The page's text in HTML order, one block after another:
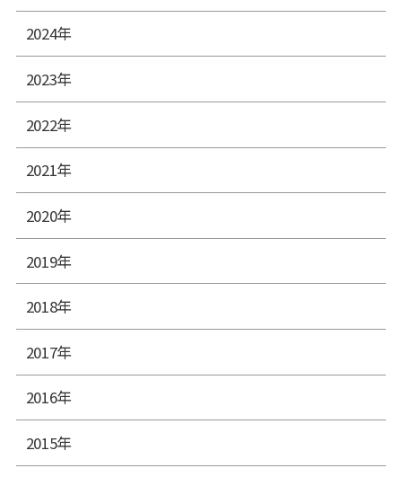
2024年
2023年
2022年
2021年
2020年
2019年
2018年
2017年
2016年
2015年